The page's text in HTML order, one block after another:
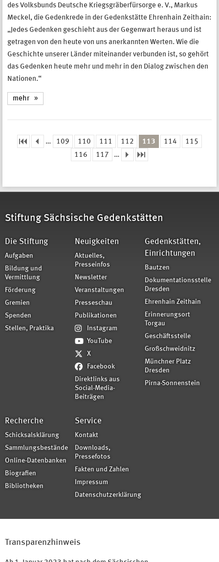
des Volksbunds Deutsche Kriegsgräberfürsorge e. V., Markus
Meckel, die Gedenkrede in der Gedenkstätte Ehrenhain Zeithain:
„Jedes Gedenken geschieht aus der Gegenwart heraus und ist
getragen von den heute von uns anerkannten Werten. Wie die
Geschichte unserer Länder miteinander verbunden ist, so gehört
das Gedenken heute mehr und mehr in den Dialog zwischen den
Nationen.“
mehr
… 109 110 111 112 113 114
115
116
117 …
Stiftung Sächsische Gedenkstätten
Die Stiftung
Aufgaben
Bildung und
Vermittlung
Förderung
Gremien
Spenden
Stellen, Praktika
Neuigkeiten
Aktuelles,
Presseinfos
Newsletter
Veranstaltungen
Presseschau
Publikationen
Instagram
YouTube
X
Facebook
Direktlinks aus
Social-Media-
Beiträgen
Gedenkstätten,
Einrichtungen
Bautzen
Dokumentationsstelle
Dresden
Ehrenhain Zeithain
Erinnerungsort
Torgau
Geschäftsstelle
Großschweidnitz
Münchner Platz
Dresden
Pirna-Sonnenstein
Recherche
Schicksalsklärung
Sammlungsbestände
Online-Datenbanken
Biografien
Bibliotheken
Service
Kontakt
Downloads,
Pressefotos
Fakten und Zahlen
Impressum
Datenschutzerklärung
Transparenzhinweis